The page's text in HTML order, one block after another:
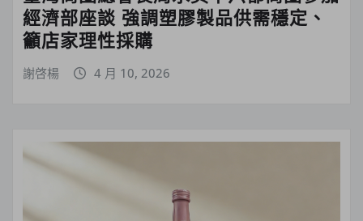
經濟部座談 強調塑膠製品供需穩定、
籲店家理性採購
謝啓楊 4 月 10, 2026